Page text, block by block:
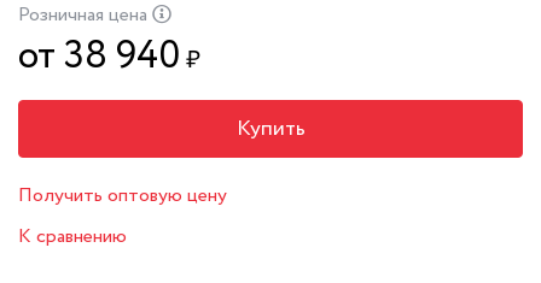
Розничная цена
от 38 940 ₽
Купить
Получить оптовую цену
К сравнению